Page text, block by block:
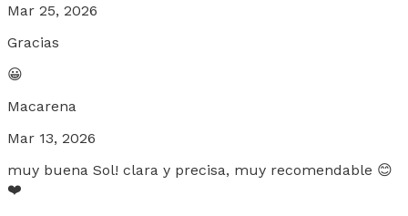
Mar 25, 2026
Gracias
😀
Macarena
Mar 13, 2026
muy buena Sol! clara y precisa, muy recomendable 😊
❤️